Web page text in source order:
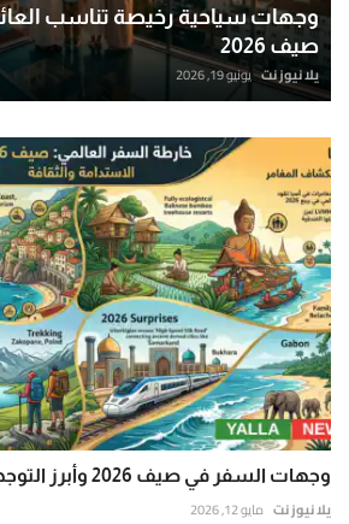
وجهات سياحية رخيصة تناسب
صيف 2026
يلا نيوز نت يونيو 19, 2026
وجهات السفر في صيف 2026 وأبرز التوجهات العالمية الجديدة
يلا نيوز نت مايو 12, 2026